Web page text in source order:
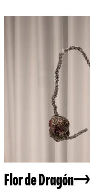
Flor de Dragón